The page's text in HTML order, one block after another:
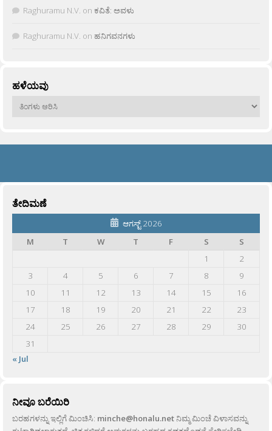
Raghuramu N.V. on ಕವಿತೆ: ಅವಳು
Raghuramu N.V. on ಹನಿಗವನಗಳು
ಹಳೆಯವು
ಹಳೆಯವು
ತೇದಿಮಣೆ
ಆಗಸ್ಟ್ 2026
M
T W T F S
S
1
2
3
4 5 6 7 8
9
10
11 12 13 14 15
16
17
18 19 20 21 22
23
24
25 26 27 28 29
30
31
« Jul
ನೀವೂ ಬರೆಯಿರಿ
ಬರಹಗಳನ್ನು ಇಲ್ಲಿಗೆ ಮಿಂಚಿಸಿ: minche@honalu.netನಿಮ್ಮ ಮಿಂಚೆ ವಿಳಾಸವನ್ನು